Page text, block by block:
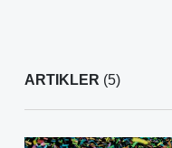
ARTIKLER (5)